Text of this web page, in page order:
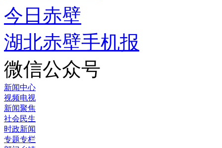
今日赤壁
湖北赤壁手机报
微信公众号
新闻中心
视频电视
新闻聚焦
社会民生
时政新闻
专题专栏